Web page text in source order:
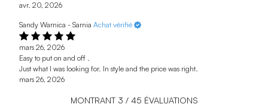
avr. 20, 2026
Sandy Warnica - Sarnia Achat vérifié
mars 26, 2026
Easy to put on and off .
Just what I was looking for. In style and the price was right.
mars 26, 2026
MONTRANT 3 / 45 ÉVALUATIONS